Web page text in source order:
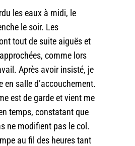
les eaux à midi, le
le soir. Les
tout de suite aiguës et
comme lors
Après avoir insisté, je
en salle d’accouchement.
est de garde et vient me
temps, constatant que
ne modifient pas le col.
au fil des heures tant